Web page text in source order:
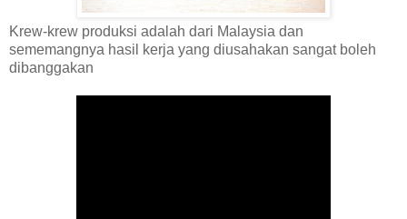
Krew-krew produksi adalah dari Malaysia dan
sememangnya hasil kerja yang diusahakan sangat boleh
dibanggakan